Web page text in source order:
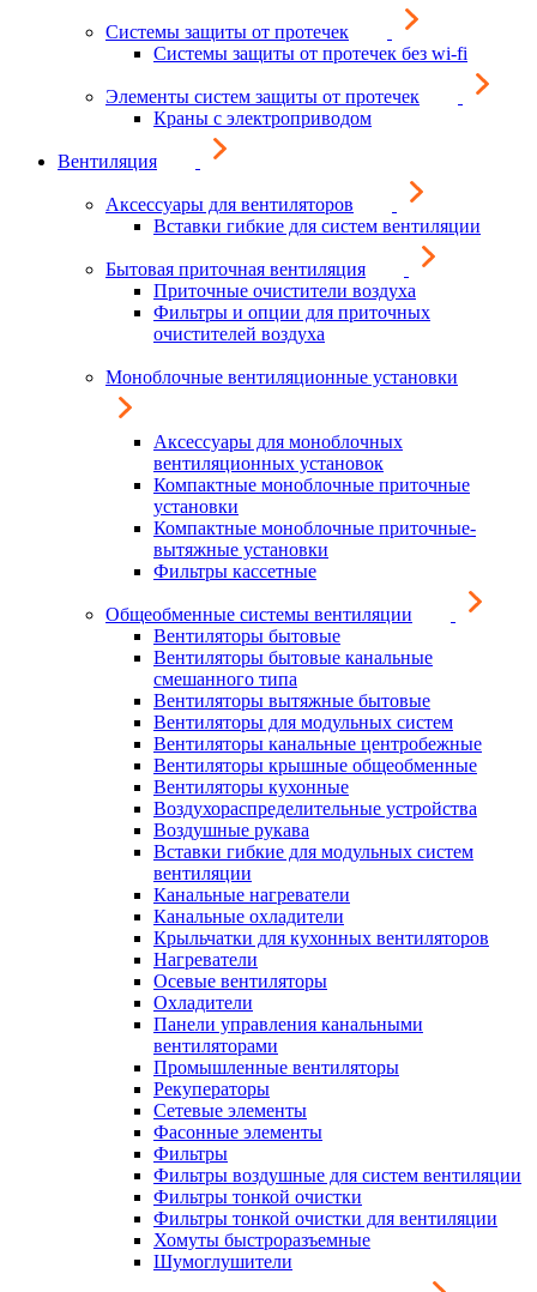
Системы защиты от протечек
Системы защиты от протечек без wi-fi
Элементы систем защиты от протечек
Краны с электроприводом
Вентиляция
Аксессуары для вентиляторов
Вставки гибкие для систем вентиляции
Бытовая приточная вентиляция
Приточные очистители воздуха
Фильтры и опции для приточных
очистителей воздуха
Моноблочные вентиляционные установки
Аксессуары для моноблочных
вентиляционных установок
Компактные моноблочные приточные
установки
Компактные моноблочные приточные-
вытяжные установки
Фильтры кассетные
Общеобменные системы вентиляции
Вентиляторы бытовые
Вентиляторы бытовые канальные
смешанного типа
Вентиляторы вытяжные бытовые
Вентиляторы для модульных систем
Вентиляторы канальные центробежные
Вентиляторы крышные общеобменные
Вентиляторы кухонные
Воздухораспределительные устройства
Воздушные рукава
Вставки гибкие для модульных систем
вентиляции
Канальные нагреватели
Канальные охладители
Крыльчатки для кухонных вентиляторов
Нагреватели
Осевые вентиляторы
Охладители
Панели управления канальными
вентиляторами
Промышленные вентиляторы
Рекуператоры
Сетевые элементы
Фасонные элементы
Фильтры
Фильтры воздушные для систем вентиляции
Фильтры тонкой очистки
Фильтры тонкой очистки для вентиляции
Хомуты быстроразъемные
Шумоглушители